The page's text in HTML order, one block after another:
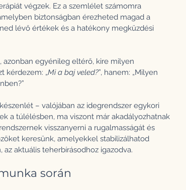
végzek. Ez a szemlélet számomra
biztonságban érezheted magad a
lévő értékek és a hatékony megküzdési
azonban egyénileg eltérő, kire milyen
kérdezem: „Mi a baj veled?”, hanem: „Milyen
– valójában az idegrendszer egykori
a túlélésben, ma viszont már akadályozhatnak
visszanyerni a rugalmasságát és
keresünk, amelyekkel stabilizálhatod
aktuális teherbírásodhoz igazodva.
során